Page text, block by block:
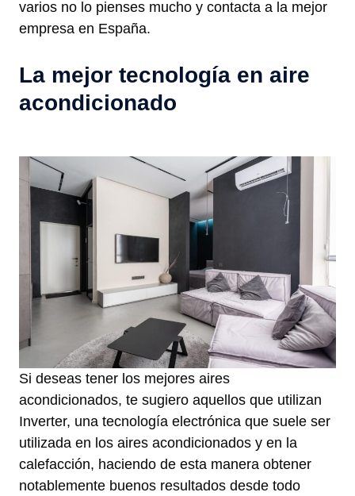
varios no lo pienses mucho y contacta a la mejor
empresa en España.
La mejor tecnología en aire
acondicionado
Si deseas tener los mejores aires
acondicionados, te sugiero aquellos que utilizan
Inverter, una tecnología electrónica que suele ser
utilizada en los aires acondicionados y en la
calefacción, haciendo de esta manera obtener
notablemente buenos resultados desde todo